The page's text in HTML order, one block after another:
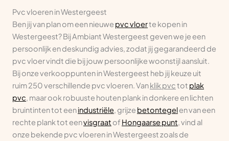
Pvc vloeren in Westergeest
Ben jij van plan om een nieuwe pvc vloerte kopen in
Westergeest? Bij Ambiant Westergeest geven we je een
persoonlijk en deskundig advies, zodat jij gegarandeerd de
pvc vloer vindt die bij jouw persoonlijke woonstijl aansluit.
Bij onze verkooppunten in Westergeest heb jij keuze uit
ruim 250 verschillende pvc vloeren. Vanklik pvctot plak
pvc, maar ook robuuste houten plank in donkere en lichten
bruintinten tot eenindustriële, grijze betontegelen van een
rechte plank tot eenvisgraat of Hongaarse punt, vind al
onze bekende pvc vloeren in Westergeest zoals de